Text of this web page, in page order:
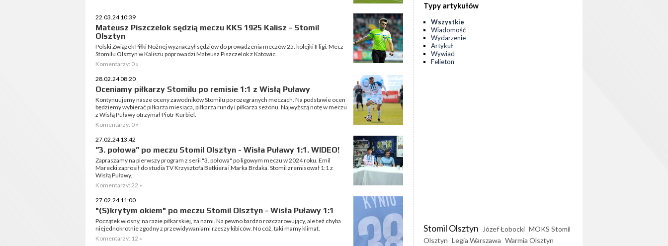
22.03.24 10:39
Mateusz Piszczelok sędzią meczu KKS 1925 Kalisz - Stomil
Olsztyn
Polski Związek Piłki Nożnej wyznaczył sędziów do prowadzenia meczów 25. kolejki II ligi. Mecz
Stomilu Olsztyn w Kaliszu poprowadzi Mateusz Piszczelok z Katowic.
Komentarzy: 0 »
28.02.24 08:20
Oceniamy piłkarzy Stomilu po remisie 1:1 z Wisłą Puławy
Kontynuujemy nasze oceny zawodników Stomilu po rozegranych meczach. Na podstawie ocen
będziemy wybierać piłkarza miesiąca, piłkarza rundy i piłkarza sezonu. Najwyższą notę w meczu
z Wisłą Puławy otrzymał Piotr Kurbiel.
Komentarzy: 0 »
27.02.24 13:42
”3. połowa” po meczu Stomil Olsztyn - Wisła Puławy 1:1. WIDEO!
Zapraszamy na pierwszy program z serii "3. połowa" po ligowym meczu w 2024 roku. Emil
Marecki zaprosił do studia TV Krzysztofa Betkiera i Marka Brdaka. Stomil zremisował 1:1 z
Wisłą Puławy.
Komentarzy: 22 »
27.02.24 11:00
"(S)krytym okiem" po meczu Stomil Olsztyn - Wisła Puławy 1:1
Początek wiosny, na razie piłkarskiej, za nami. Na pewno bardzo rozczarowujący, ale też chyba
niejednokrotnie zgodny z przewidywaniami rzeszy kibiców. No cóż, taki mamy klimat.
Komentarzy: 12 »
Typy artykułów
Wszystkie
Wiadomość
Wydarzenie
Artykuł
Wywiad
Felieton
Stomil Olsztyn Józef Łobocki MOKS Stomil
Olsztyn Legia Warszawa Warmia Olsztyn